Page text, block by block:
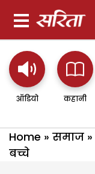
ऑडियो कहानी
Home » समाज »
बच्चे